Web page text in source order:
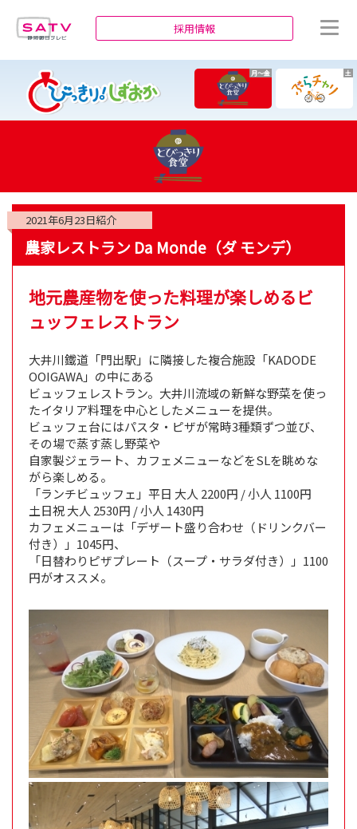
採用情報
月～金 土
2021年6月23日紹介
農家レストラン Da Monde（ダ モンデ）
地元農産物を使った料理が楽しめるビ
ュッフェレストラン
大井川鐵道「門出駅」に隣接した複合施設「KADODE
OOIGAWA」の中にある
ビュッフェレストラン。大井川流域の新鮮な野菜を使っ
たイタリア料理を中心としたメニューを提供。
ビュッフェ台にはパスタ・ピザが常時3種類ずつ並び、
その場で蒸す蒸し野菜や
自家製ジェラート、カフェメニューなどをSLを眺めな
がら楽しめる。
「ランチビュッフェ」平日 大人 2200円 / 小人 1100円
土日祝 大人 2530円 / 小人 1430円
カフェメニューは「デザート盛り合わせ（ドリンクバー
付き）」1045円、
「日替わりピザプレート（スープ・サラダ付き）」1100
円がオススメ。